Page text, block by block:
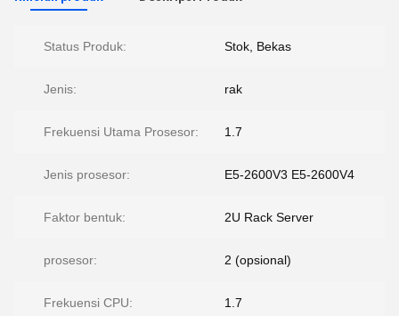
Status Produk: Stok, Bekas
Jenis: rak
Frekuensi Utama Prosesor: 1.7
Jenis prosesor: E5-2600V3 E5-2600V4
Faktor bentuk: 2U Rack Server
prosesor: 2 (opsional)
Frekuensi CPU: 1.7